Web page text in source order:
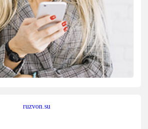
ruzvon.su